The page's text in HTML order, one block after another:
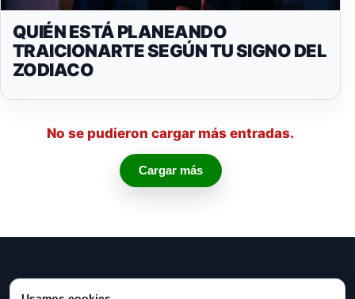
QUIÉN ESTÁ PLANEANDO
TRAICIONARTE SEGÚN TU SIGNO DEL
ZODIACO
No se pudieron cargar más entradas.
Cargar más